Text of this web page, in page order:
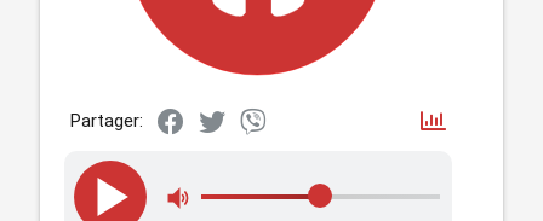
Partager: